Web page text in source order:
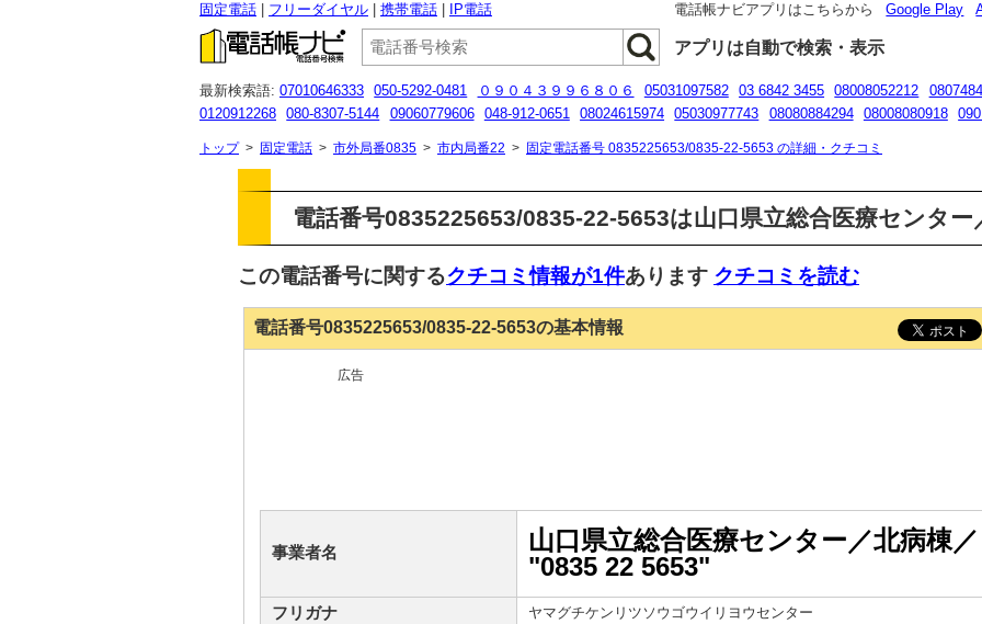
固定電話 フリーダイヤル 携帯電話 IP電話 電話帳ナビアプリはこちらから Google Play
アプリは自動で検索・表示
最新検索語: 07010646333 050-5292-0481 ０９０４３９９６８０６ 05031097582 03 6842 3455 08008052212
0120912268
080-8307-5144 09060779606 048-912-0651 08024615974 05030977743 08080884294 08008080918
トップ> 固定電話 > 市外局番0835 > 市内局番22 > 固定電話番号 0835225653/0835-22-5653 の詳細・クチコミ
電話番号0835225653/0835-22-5653は山口県立総合医療センター
この電話番号に関するクチコミ情報が1件あります クチコミを読む
電話番号0835225653/0835-22-5653の基本情報
広告
事業者名
山口県立総合医療センター／北病棟
"0835 22 5653"
フリガナ ヤマグチケンリツソウゴウイリヨウセンター